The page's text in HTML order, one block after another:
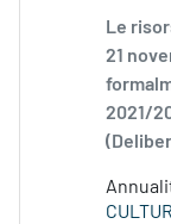
Le
21
2021/